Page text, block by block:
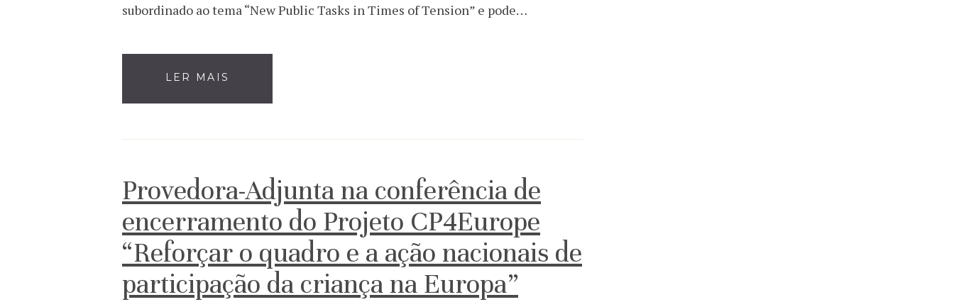
subordinado ao tema “New Public Tasks in Times of Tension” e pode…
LER MAIS
Provedora-Adjunta na conferência de
encerramento do Projeto CP4Europe
“Reforçar o quadro e a ação nacionais de
participação da criança na Europa”